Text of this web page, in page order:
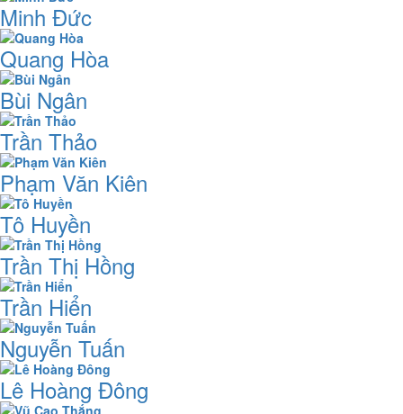
Minh Đức
Quang Hòa
Bùi Ngân
Trần Thảo
Phạm Văn Kiên
Tô Huyền
Trần Thị Hồng
Trần Hiển
Nguyễn Tuấn
Lê Hoàng Đông